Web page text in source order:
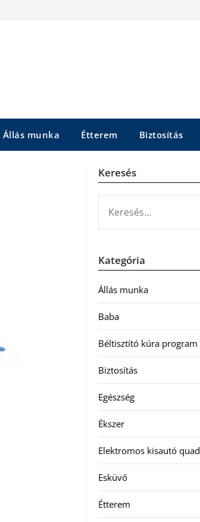
Állás munka Étterem Biztosítás
Keresés
Kategória
Állás munka
Baba
Béltisztító kúra program
Biztosítás
Egészség
Ékszer
Elektromos kisautó quad
Esküvő
Étterem